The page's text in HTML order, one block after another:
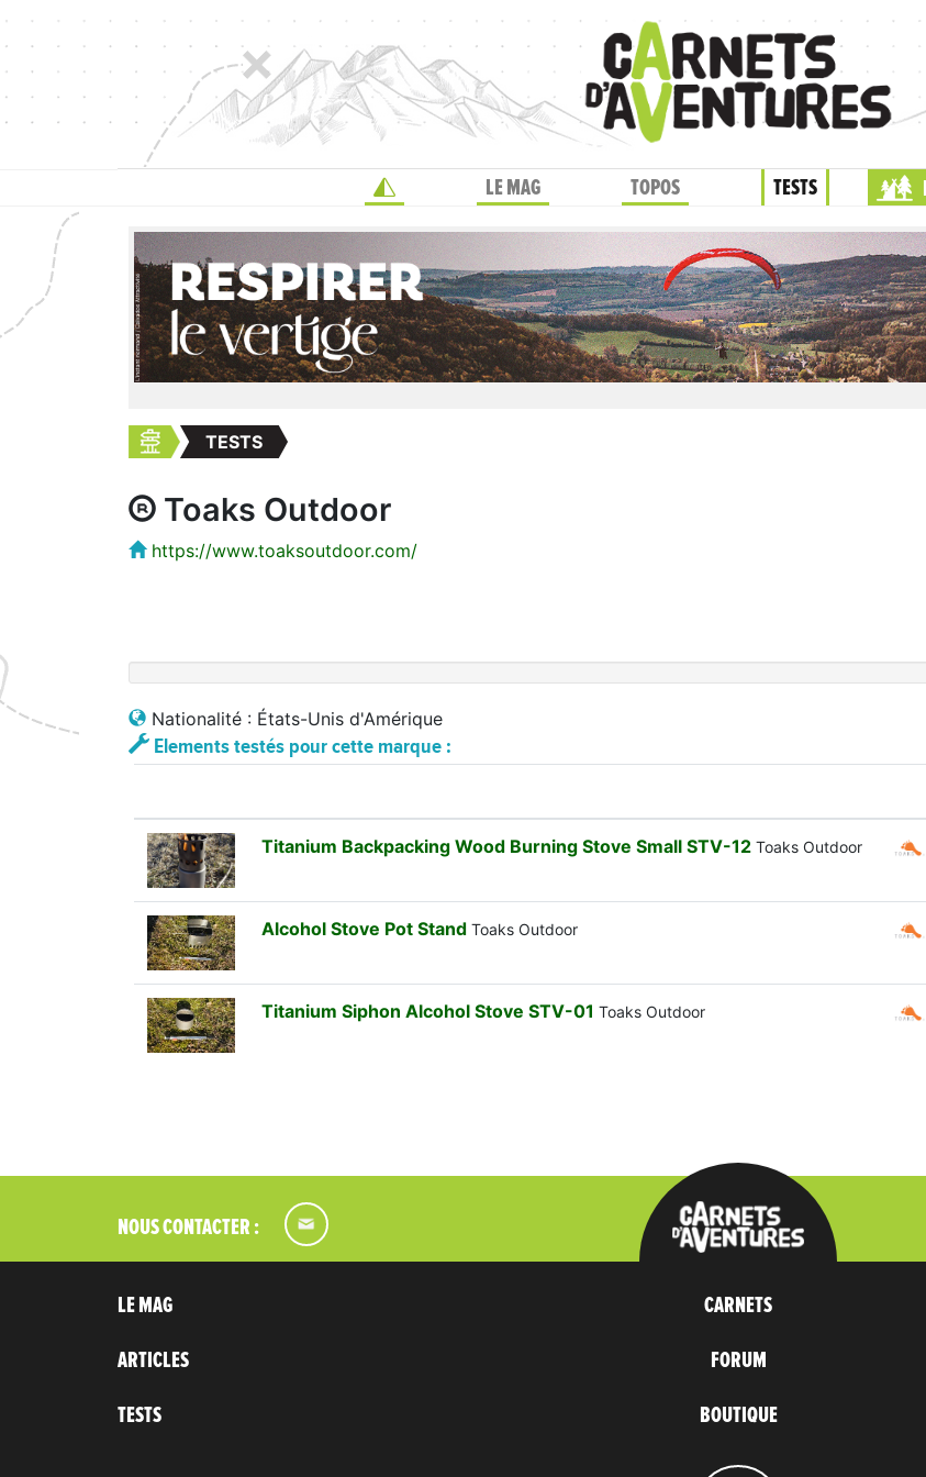
LE MAG TOPOS TESTS
TESTS
Toaks Outdoor
https://www.toaksoutdoor.com/
Nationalité : États-Unis d'Amérique
Elements testés pour cette marque :
Titanium Backpacking Wood Burning Stove Small STV-12 Toaks Outdoor
Alcohol Stove Pot Stand Toaks Outdoor
Titanium Siphon Alcohol Stove STV-01 Toaks Outdoor
NOUS CONTACTER :
LE MAG
ARTICLES
TESTS
CARNETS
FORUM
BOUTIQUE